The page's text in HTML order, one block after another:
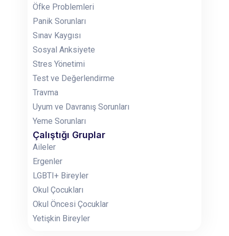
Öfke Problemleri
Panik Sorunları
Sınav Kaygısı
Sosyal Anksiyete
Stres Yönetimi
Test ve Değerlendirme
Travma
Uyum ve Davranış Sorunları
Yeme Sorunları
Çalıştığı Gruplar
Aileler
Ergenler
LGBTI+ Bireyler
Okul Çocukları
Okul Öncesi Çocuklar
Yetişkin Bireyler